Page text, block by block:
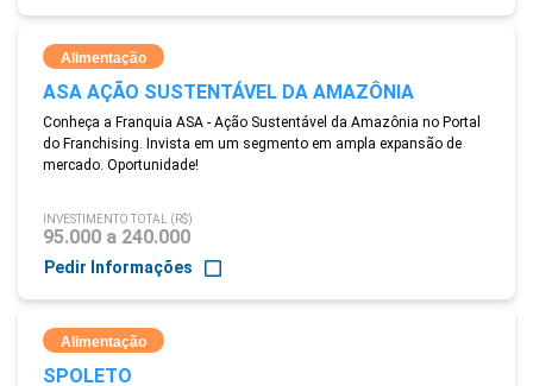
Alimentação
ASA AÇÃO SUSTENTÁVEL DA AMAZÔNIA
Conheça a Franquia ASA - Ação Sustentável da Amazônia no Portal
do Franchising. Invista em um segmento em ampla expansão de
mercado. Oportunidade!
INVESTIMENTO TOTAL (R$)
95.000 a 240.000
Pedir Informações
Alimentação
SPOLETO